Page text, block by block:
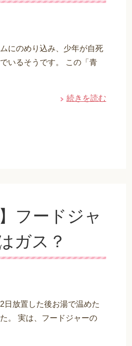
にのめり込み、少年が自死
いるそうです。 この「青
続きを読む
フードジャ
ガス？
日放置した後お湯で温めた
。 実は、フードジャーの